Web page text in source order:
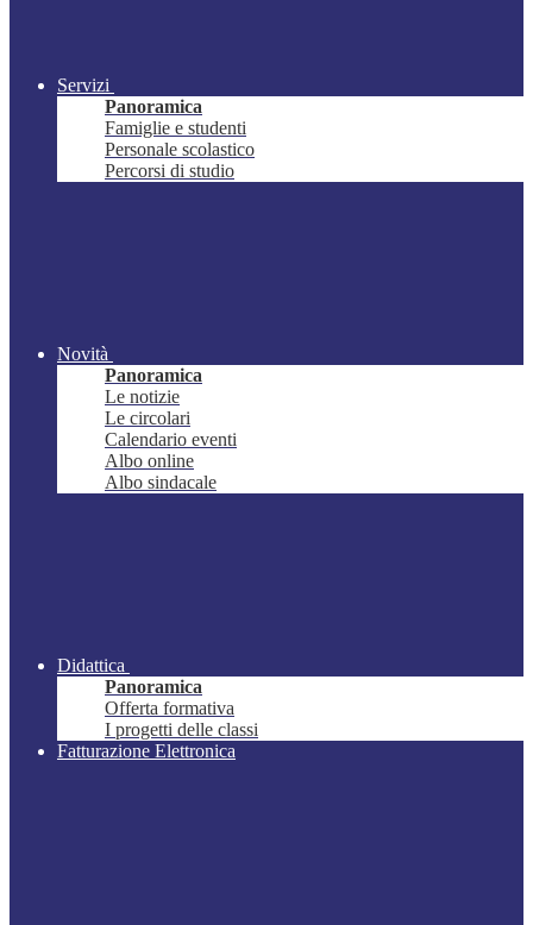
Servizi
Panoramica
Famiglie e studenti
Personale scolastico
Percorsi di studio
Novità
Panoramica
Le notizie
Le circolari
Calendario eventi
Albo online
Albo sindacale
Didattica
Panoramica
Offerta formativa
I progetti delle classi
Fatturazione Elettronica